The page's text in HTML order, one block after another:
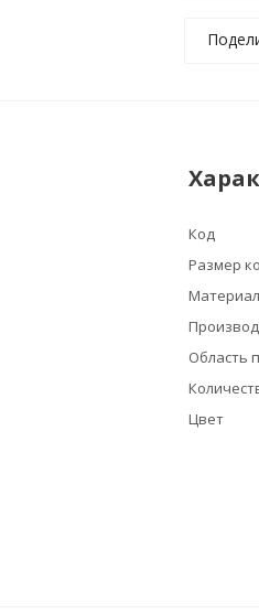
Код
Размер
Область
Цвет